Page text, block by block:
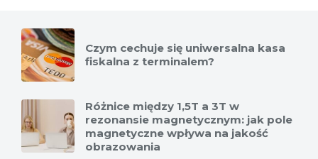
Czym cechuje się uniwersalna kasa
fiskalna z terminalem?
Różnice między 1,5T a 3T w
rezonansie magnetycznym: jak pole
magnetyczne wpływa na jakość
obrazowania